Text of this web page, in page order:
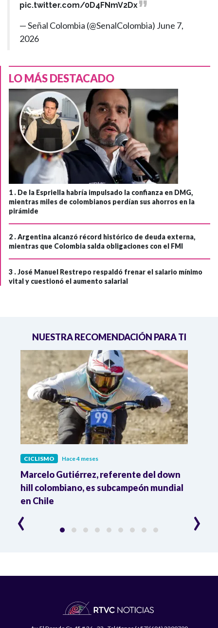
pic.twitter.com/0D4FNmV2Dx
— Señal Colombia (@SenalColombia) June 7,
2026
LO MÁS DESTACADO
1 . De la Espriella habría impulsado la confianza en DMG,
mientras miles de colombianos perdían sus ahorros en la
pirámide
2 .Argentina alcanzó récord histórico de deuda externa,
mientras que Colombia salda obligaciones con el FMI
3 .José Manuel Restrepo respaldó frenar el salario mínimo
vital y cuestionó el aumento salarial
NUESTRA RECOMENDACIÓN PARA TI
CICLISMO Hace 4 meses
Marcelo Gutiérrez, referente del down
hill colombiano, es subcampeón mundial
en Chile
‹ ›